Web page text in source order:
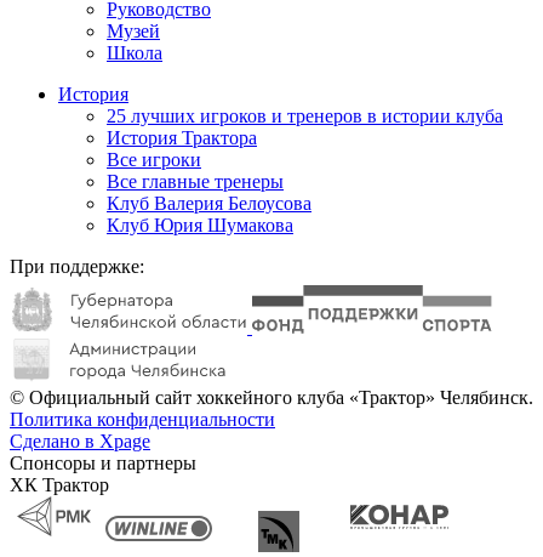
Руководство
Музей
Школа
История
25 лучших игроков и тренеров в истории клуба
История Трактора
Все игроки
Все главные тренеры
Клуб Валерия Белоусова
Клуб Юрия Шумакова
При поддержке:
© Официальный сайт хоккейного клуба «Трактор» Челябинск.
Политика конфиденциальности
Сделано в Xpage
Спонсоры и партнеры
ХК Трактор